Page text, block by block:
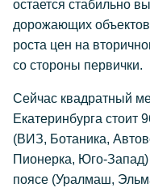
остается стабильно
дорожающих
роста цен на
со стороны первички.
Сейчас квадратный
Екатеринбурга стоит
(ВИЗ, Ботаника,
Пионерка, Юго-Запад)
поясе (Уралмаш,